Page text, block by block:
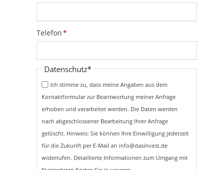
Pflichtfeld
Telefon*
Pflichtfeld
Datenschutz*
Ich stimme zu, dass meine Angaben aus dem
Kontaktformular zur Beantwortung meiner Anfrage
erhoben und verarbeitet werden. Die Daten werden
nach abgeschlossener Bearbeitung Ihrer Anfrage
gelöscht. Hinweis: Sie können Ihre Einwilligung jederzeit
für die Zukunft per E-Mail an info@dasinvest.de
widerrufen. Detaillierte Informationen zum Umgang mit